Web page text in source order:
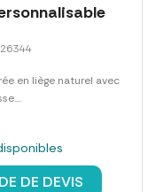
en liège naturel avec
DE DEVIS